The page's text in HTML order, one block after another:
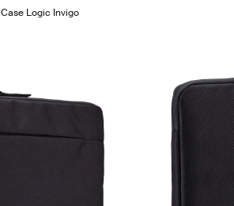
Case Logic Invigo